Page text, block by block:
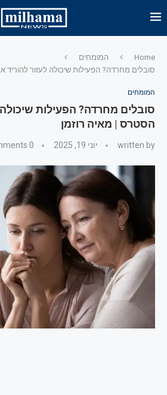
Home
המומחים
סובלים מחרדה? הפעילות שיכולה לעזור להוריד
המומחים
סובלים מחרדה? הפעילות
הסטרס | מאיה רוזמן
written by יוני 19, 2025 0 comments